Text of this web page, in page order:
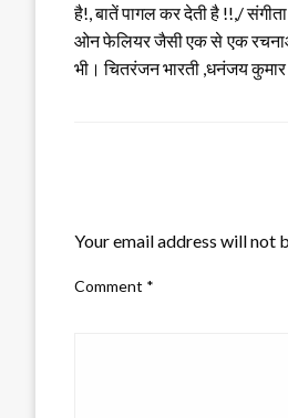
है!, बातें पागल कर देती है !!,/
ओन फेलियर जैसी एक से एक रचनाओं
भी। चितरंजन भारती ,धनंजय कुमार
Your email address will not
Comment *